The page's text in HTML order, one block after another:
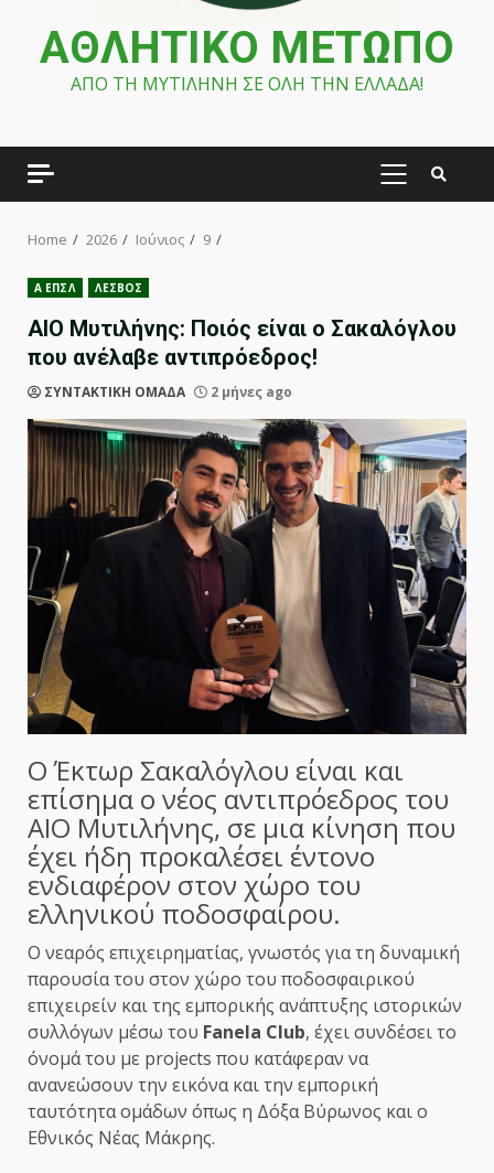
ΑΘΛΗΤΙΚΟ ΜΕΤΩΠΟ
ΑΠΟ ΤΗ ΜΥΤΙΛΗΝΗ ΣΕ ΟΛΗ ΤΗΝ ΕΛΛΑΔΑ!
PRIMARY
Home 2026 Ιούνιος 9
Α ΕΠΣΛ ΛΕΣΒΟΣ
ΑΙΟ Μυτιλήνης: Ποιός είναι ο Σακαλόγλου
που ανέλαβε αντιπρόεδρος!
ΣΥΝΤΑΚΤΙΚΗ ΟΜΑΔΑ 2 μήνες ago
Ο Έκτωρ Σακαλόγλου είναι και
επίσημα ο νέος αντιπρόεδρος του
ΑΙΟ Μυτιλήνης, σε μια κίνηση που
έχει ήδη προκαλέσει έντονο
ενδιαφέρον στον χώρο του
ελληνικού ποδοσφαίρου.
Ο νεαρός επιχειρηματίας, γνωστός για τη δυναμική
παρουσία του στον χώρο του ποδοσφαιρικού
επιχειρείν και της εμπορικής ανάπτυξης ιστορικών
συλλόγων μέσω του Fanela Club, έχει συνδέσει το
όνομά του με projects που κατάφεραν να
ανανεώσουν την εικόνα και την εμπορική
ταυτότητα ομάδων όπως η Δόξα Βύρωνος και ο
Εθνικός Νέας Μάκρης.